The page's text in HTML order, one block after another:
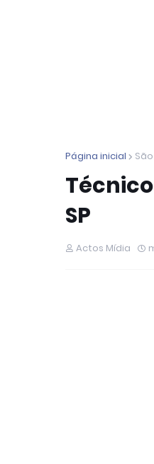
Página inicial
SP
Actos Mídia